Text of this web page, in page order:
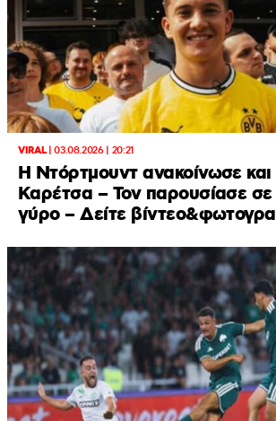
VIRAL|03.08.2026 | 20:21
Η Ντόρτμουντ ανακοίνωσε και
Καρέτσα – Τον παρουσίασε
γύρο – Δείτε